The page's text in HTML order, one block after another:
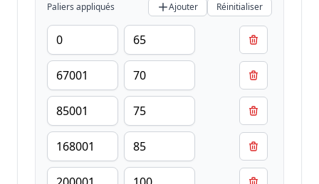
Paliers appliqués Ajouter Réinitialiser